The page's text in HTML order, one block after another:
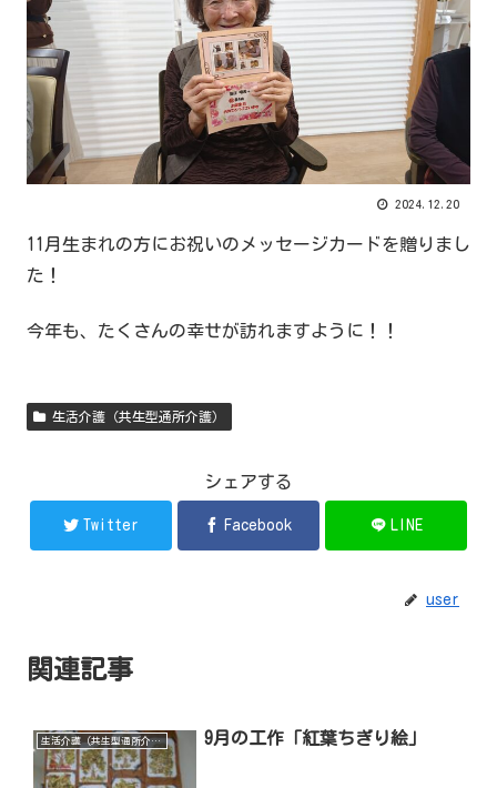
2024.12.20
11月生まれの方にお祝いのメッセージカードを贈りまし
た！
今年も、たくさんの幸せが訪れますように！！
生活介護（共生型通所介護）
シェアする
Twitter Facebook LINE
user
関連記事
生活介護（共生型通所介護） 9月の工作「紅葉ちぎり絵」